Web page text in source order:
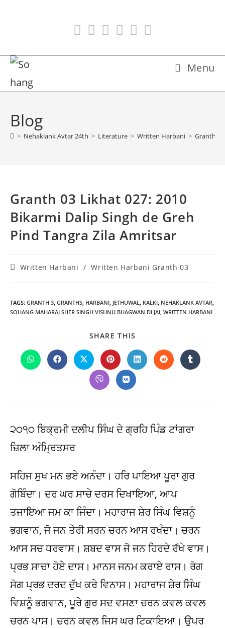
Menu
Blog
> Nehaklank Avtar 24th > Literature > Written Harbani > Granth
Granth 03 Likhat 027: 2010
Bikarmi Dalip Singh de Greh
Pind Tangra Zila Amritsar
PostWritten Harbani / Written Harbani Granth 03
TAGS: GRANTH 3, GRANTHS, HARBANI, JETHUWAL, KALKI, NEHAKLANK AVTAR,
SOHANG MAHARAJ SHER SINGH VISHNU BHAGWAN DI JAI, WRITTEN HARBANI
SHARE THIS
CONTENT
Opens
in
Opens
in
Opens
in
new
window
Opens
in
new
window
Opens
in
Opens
in
Opens
in
Opens
in
Opens
in
੨੦੧੦ ਬਿਕ੍ਰਮੀ ਦਲੀਪ ਸਿੰਘ ਦੇ ਗ੍ਰਹਿ ਪਿੰਡ ਟਾਂਗਰਾ
ਜ਼ਿਲਾ ਅੰਮ੍ਰਿਤਸਰ
ਸਹਿਜ ਸੁਖ ਮਨ ਭਏ ਅਨੰਦਾ। ਹਰਿ ਪਾਇਆ ਪੂਰਾ ਗੁਰ
ਗੋਬਿੰਦਾ। ਦਰ ਘਰ ਸਾਚੇ ਦਰਸ ਦਿਖਾਇਆ, ਆਪ
ਤਜਾਇਆ ਜਮ ਕਾ ਜਿੰਦਾ। ਮਹਾਰਾਜ ਸ਼ੇਰ ਸਿੰਘ ਵਿਸ਼ਨੂੰ
ਭਗਵਾਨ, ਜੋ ਜਨ ਤੇਰੀ ਸਰਨ ਚਰਨ ਆਸ ਰਖੰਦਾ। ਚਰਨ
ਆਸ ਸਚ ਧਰਵਾਸ। ਸ਼ਬਦ ਵਾਸ ਜੋ ਜਨ ਹਿਰਦੇ ਰੱਖੇ ਵਾਸ।
ਪ੍ਰਭ ਸਾਚਾ ਹੋਏ ਦਾਸ। ਮਾਨਸ ਜਨਮ ਕਰਾਏ ਰਾਸ। ਰੋਗ
ਸੋਗ ਪ੍ਰਭ ਦਰਦ ਦੁੱਖ ਕਰੇ ਵਿਨਾਸ। ਮਹਾਰਾਜ ਸ਼ੇਰ ਸਿੰਘ
ਵਿਸ਼ਨੂੰ ਭਗਵਾਨ, ਪੂਰੇ ਗੁਰ ਸਦ ਵਸਣਾ ਚਰਨ ਕਵਲ ਕਵਲ
ਚਰਨ ਪਾਸ। ਚਰਨ ਕਵਲ ਜਿਸ ਘਰ ਟਿਕਾਇਆ। ਉਪਰ